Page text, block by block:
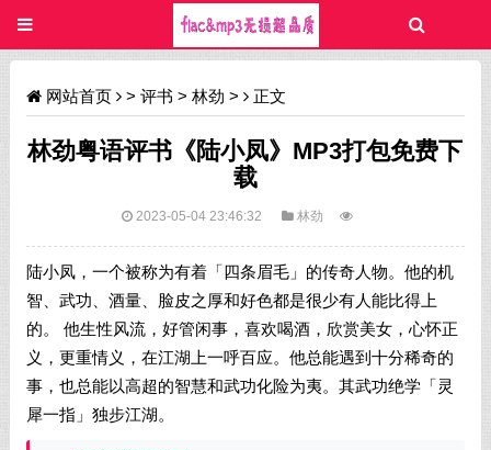
网站首页 > 评书 > 林劲 > 正文
林劲粤语评书《陆小凤》MP3打包免费下
载
2023-05-04 23:46:32 林劲
陆小凤，一个被称为有着「四条眉毛」的传奇人物。他的机
智、武功、酒量、脸皮之厚和好色都是很少有人能比得上
的。 他生性风流，好管闲事，喜欢喝酒，欣赏美女，心怀正
义，更重情义，在江湖上一呼百应。他总能遇到十分稀奇的
事，也总能以高超的智慧和武功化险为夷。其武功绝学「灵
犀一指」独步江湖。